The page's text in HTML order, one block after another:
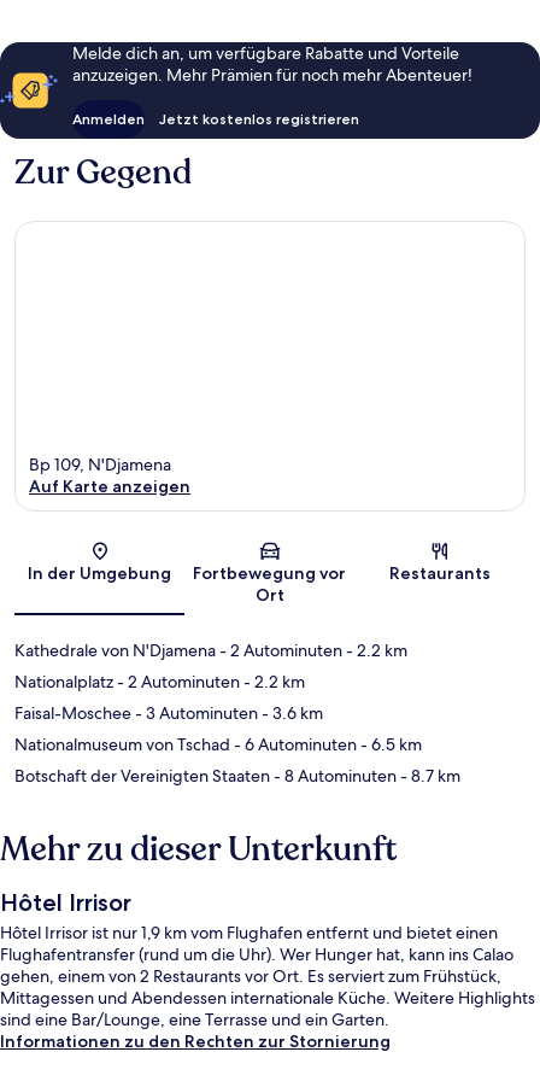
Melde dich an, um verfügbare Rabatte und Vorteile
anzuzeigen. Mehr Prämien für noch mehr Abenteuer!
Anmelden Jetzt kostenlos registrieren
Zur Gegend
Karte
Bp 109, N'Djamena
Auf Karte anzeigen
In der Umgebung
Fortbewegung vor
Ort
Restaurants
Kathedrale von N'Djamena- 2 Autominuten- 2.2 km
Nationalplatz- 2 Autominuten- 2.2 km
Faisal-Moschee- 3 Autominuten- 3.6 km
Nationalmuseum von Tschad - 6 Autominuten- 6.5 km
Botschaft der Vereinigten Staaten- 8 Autominuten- 8.7 km
Mehr zu dieser Unterkunft
Hôtel Irrisor
Hôtel Irrisor ist nur 1,9 km vom Flughafen entfernt und bietet einen
Flughafentransfer (rund um die Uhr). Wer Hunger hat, kann ins Calao
gehen, einem von 2 Restaurants vor Ort. Es serviert zum Frühstück,
Mittagessen und Abendessen internationale Küche. Weitere Highlights
sind eine Bar/Lounge, eine Terrasse und ein Garten.
Informationen zu den Rechten zur Stornierung